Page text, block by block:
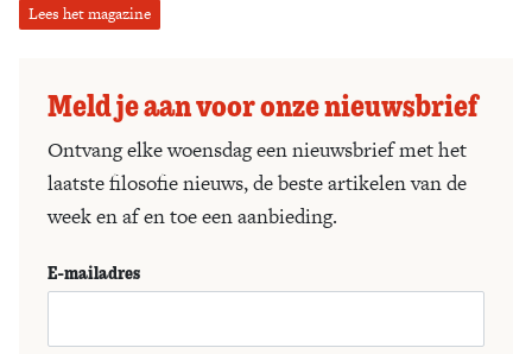
Lees het magazine
Meld je aan voor onze nieuwsbrief
Ontvang elke woensdag een nieuwsbrief met het
laatste filosofie nieuws, de beste artikelen van de
week en af en toe een aanbieding.
E-mailadres